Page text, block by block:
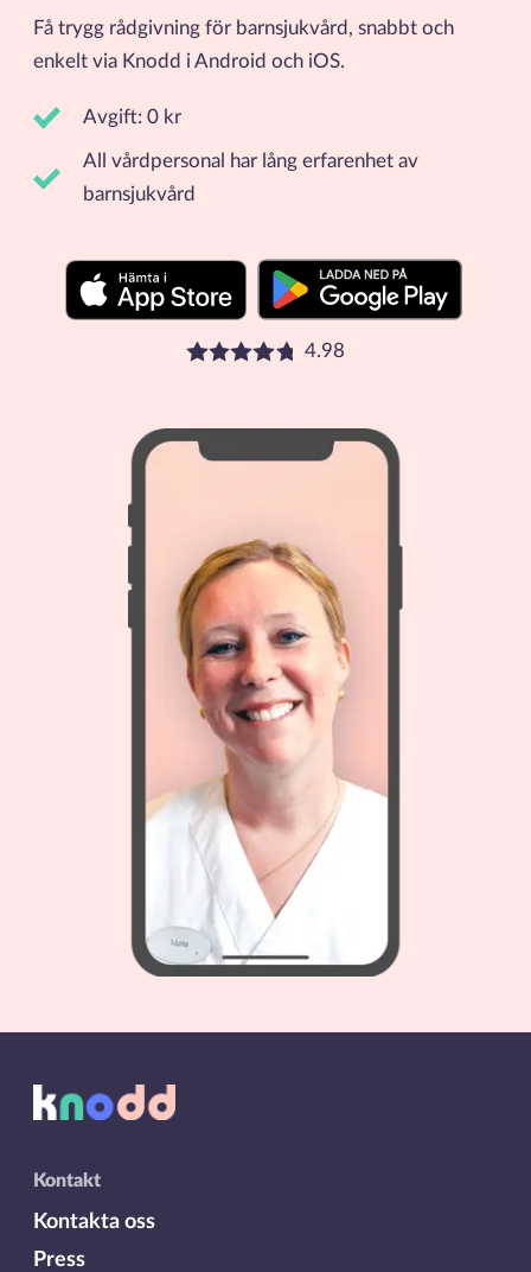
Få trygg rådgivning för barnsjukvård, snabbt och
enkelt via Knodd i Android och iOS.
Avgift: 0 kr
All vårdpersonal har lång erfarenhet av
barnsjukvård
Betyg: 4.98 stjärnor 4.98
Kontakt
Kontakta oss
Press